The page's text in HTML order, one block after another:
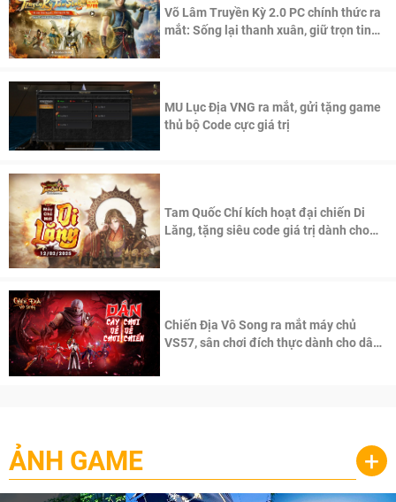
Võ Lâm Truyền Kỳ 2.0 PC chính thức ra
mắt: Sống lại thanh xuân, giữ trọn tinh
MU Lục Địa VNG ra mắt, gửi tặng game
thủ bộ Code cực giá trị
Tam Quốc Chí kích hoạt đại chiến Di
Lăng, tặng siêu code giá trị dành cho
Chiến Địa Vô Song ra mắt máy chủ
VS57, sân chơi đích thực dành cho dân
ẢNH GAME +